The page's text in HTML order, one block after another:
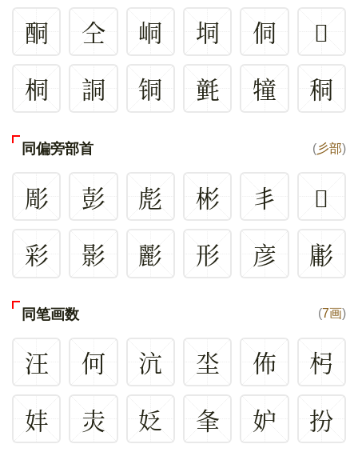
酮 仝 峒 垌 侗
𥩌
桐
詷 铜 氃 犝 秱
同偏旁部首 (彡部)
彫 彭 彪 彬 丯
𢒆
彩
影 彲 形 彦 㣑
同笔画数 (7画)
汪 何 沆 坔 佈
杛
妦
灻 姂 夆 妒 扮